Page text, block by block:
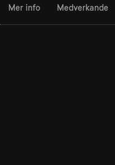
Mer info Medverkande